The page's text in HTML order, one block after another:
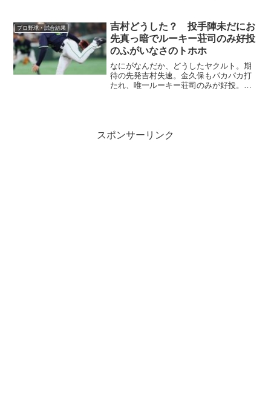
プロ野球・試合結果
吉村どうした？ 投手陣未だにお
先真っ暗でルーキー荘司のみ好投
のふがいなさのトホホ
なにがなんだか、どうしたヤクルト。期
待の先発吉村失速。金久保もパカパカ打
たれ、唯一ルーキー荘司のみが好投。打
スポンサーリンク